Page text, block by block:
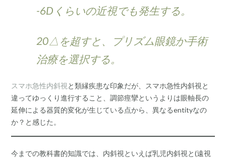
-6Dくらいの近視でも発生する。
20△を超すと、プリズム眼鏡か手術
治療を選択する。
スマホ急性内斜視 と類縁疾患な印象だが、スマホ急性内斜視と
違ってゆっくり進行すること、調節痙攣というよりは眼軸長の
延伸による器質的変化が生じている点から、異なるentityなの
か？と感じた。
今までの教科書的知識では、内斜視といえば乳児内斜視と(遠視